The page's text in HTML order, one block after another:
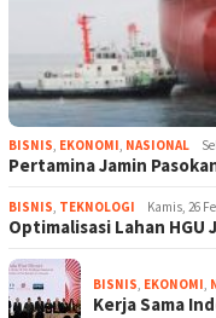
BISNIS, EKONOMI, NASIONAL
Pertamina Jamin
BISNIS, TEKNOLOGI Kamis, 26
Optimalisasi Lahan
BISNIS, EKONOMI,
Kerja Sama